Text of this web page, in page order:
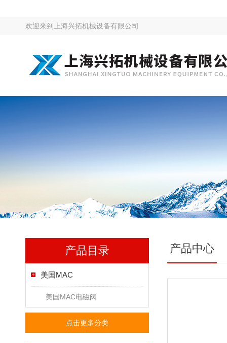
欢迎来到 上海兴拓机械设备有限公司
产品目录
美国MAC
美国MAC电磁阀
点击更多分类
产品中心